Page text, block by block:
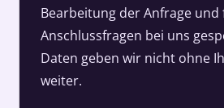
Bearbeitung der Anfrage und
Anschlussfragen bei uns
Daten geben wir nicht ohne
weiter.